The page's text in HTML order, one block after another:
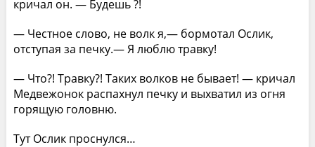
кричал он. — Будешь ?!
— Честное слово, не волк я,— бормотал Ослик,
отступая за печку.— Я люблю травку!
— Что?! Травку?! Таких волков не бывает! — кричал
Медвежонок распахнул печку и выхватил из огня
горящую головню.
Тут Ослик проснулся…